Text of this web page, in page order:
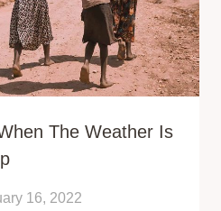
The Weather Is
16, 2022